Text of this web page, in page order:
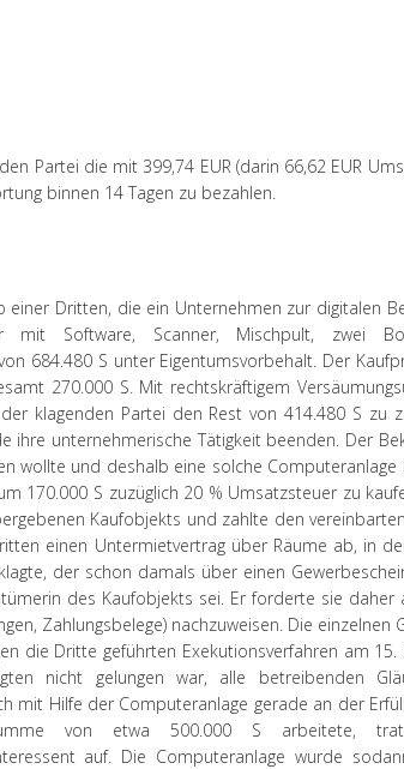
Partei die mit 399,74 EUR (darin 66,62 EUR
binnen 14 Tagen zu bezahlen.
einer Dritten, die ein Unternehmen zur digitalen
mit Software, Scanner, Mischpult, zwei
684.480 S unter Eigentumsvorbehalt. Der
270.000 S. Mit rechtskräftigem
klagenden Partei den Rest von 414.480 S zu
ihre unternehmerische Tätigkeit beenden. Der
wollte und deshalb eine solche Computeranlage
170.000 S zuzüglich 20 % Umsatzsteuer zu
Kaufobjekts und zahlte den
einen Untermietvertrag über Räume ab, in
der schon damals über einen
des Kaufobjekts sei. Er forderte sie daher
Zahlungsbelege) nachzuweisen. Die einzelnen
die Dritte geführten Exekutionsverfahren am 15.
nicht gelungen war, alle betreibenden
mit Hilfe der Computeranlage gerade an der
von etwa 500.000 S arbeitete,
auf. Die Computeranlage wurde